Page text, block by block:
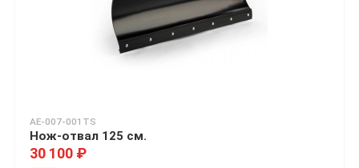
AE-007-001TS
Нож-отвал 125 см.
30 100 ₽